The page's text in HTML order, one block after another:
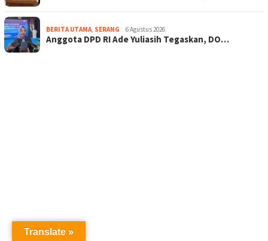
BERITA UTAMA, SERANG 6 Agustus 2026
Anggota DPD RI Ade Yuliasih Tegaskan, DO…
Translate »